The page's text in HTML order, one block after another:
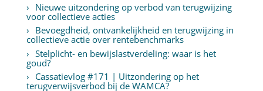
Nieuwe uitzondering op verbod van terugwijzing
voor collectieve acties
Bevoegdheid, ontvankelijkheid en terugwijzing in
collectieve actie over rentebenchmarks
Stelplicht- en bewijslastverdeling: waar is het
goud?
Cassatievlog #171 | Uitzondering op het
terugverwijsverbod bij de WAMCA?